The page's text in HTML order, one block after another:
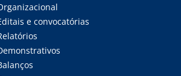
e convocatórias